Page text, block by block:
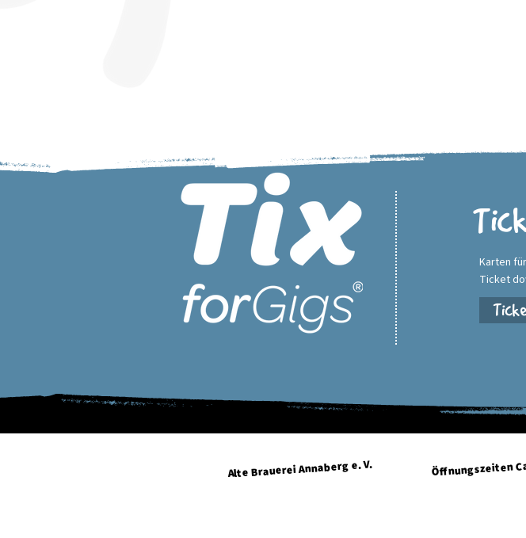
Karten
Ticket
Alte Brauerei Annaberg e. V. Öffnungszeiten